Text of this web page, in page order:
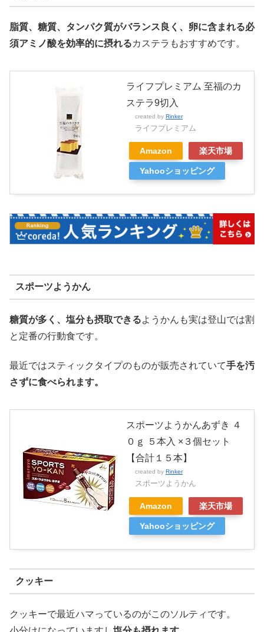
脂質、糖質、タンパク質がバランス良く、卵に含まれる必
須アミノ酸を効率的に摂れるカステラもおすすめです。
ライフプレミアム 至福のカ
ステラ9切入
created by Rinker
ライフプレミアム
Amazon 楽天市場
Yahooショッピング
スポーツようかん
糖質が多く、塩分も摂取できるようかんも実は登山では割
と定番の行動食です。
最近ではスティックタイプのものが販売されていて手を汚
さずに食べられます。
スポーツようかんあずき ４
０ｇ ５本入 ×３個セット
【合計１５本】
created by Rinker
スポーツようかん
Amazon 楽天市場
Yahooショッピング
クッキー
クッキーで最近ハマっているのがこのソルティです。